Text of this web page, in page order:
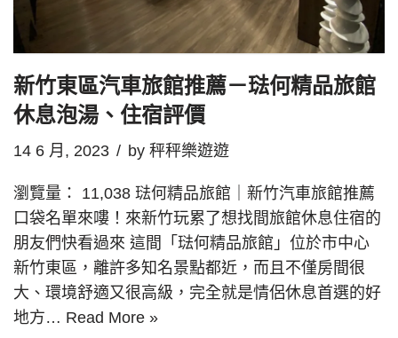
新竹東區汽車旅館推薦－琺何精品旅館
休息泡湯、住宿評價
14 6 月, 2023 by 秤秤樂遊遊
瀏覽量： 11,038 琺何精品旅館｜新竹汽車旅館推薦
口袋名單來嘍！來新竹玩累了想找間旅館休息住宿的
朋友們快看過來 這間「琺何精品旅館」位於市中心
新竹東區，離許多知名景點都近，而且不僅房間很
大、環境舒適又很高級，完全就是情侶休息首選的好
地方… Read More »